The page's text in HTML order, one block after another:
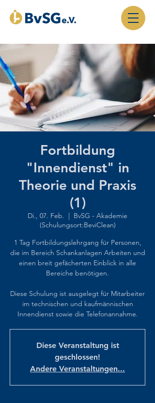
Fortbildung
"Innendienst" in
Theorie und Praxis
(1)
Di., 07. Feb.
  |
BvSG - Akademie
(Schulungsort:BeviClean)
1 Tag Fortbildungslehrgang für Personen,
die im Bereich Schankanlagen Arbeiten und
einen breit gefächerten Einblick in alle
Bereiche benötigen.
Diese Schulung ist ausgelegt für Mitarbeiter
im technischen und kaufmännischen
Innendienst sowie die Telefonannahme.
Diese Veranstaltung ist
geschlossen!
Andere Veranstaltungen...